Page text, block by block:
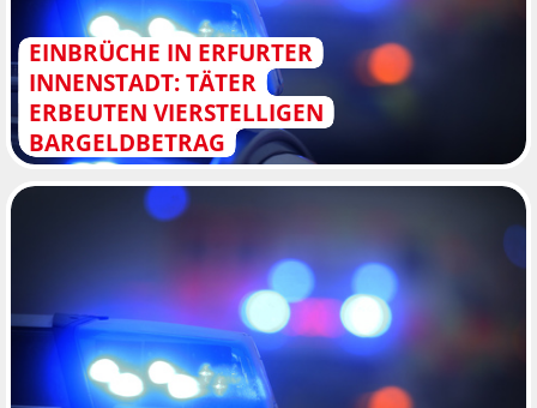
EINBRÜCHE IN ERFURTER
INNENSTADT: TÄTER
ERBEUTEN VIERSTELLIGEN
BARGELDBETRAG